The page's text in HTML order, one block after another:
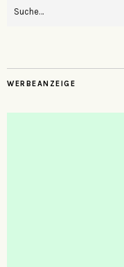
WERBEANZEIGE